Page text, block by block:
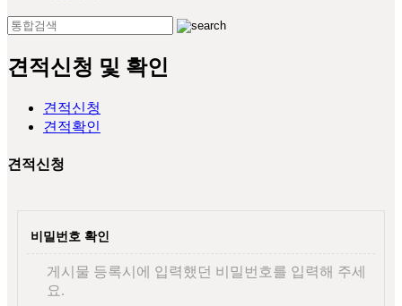
견적신청 및 확인
견적신청
견적확인
견적신청
비밀번호 확인
게시물 등록시에 입력했던 비밀번호를 입력해 주세
요.